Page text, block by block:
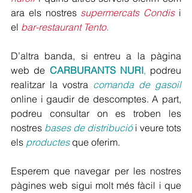
ara els nostres supermercats Condis i
el bar-restaurant Tento.
D’altra banda, si entreu a la pàgina
web de CARBURANTS NURI, podreu
realitzar la vostra comanda de gasoil
online i gaudir de descomptes. A part,
podreu consultar on es troben les
nostres bases de distribució i veure tots
els productes que oferim.
Esperem que navegar per les nostres
pàgines web sigui molt més fàcil i que